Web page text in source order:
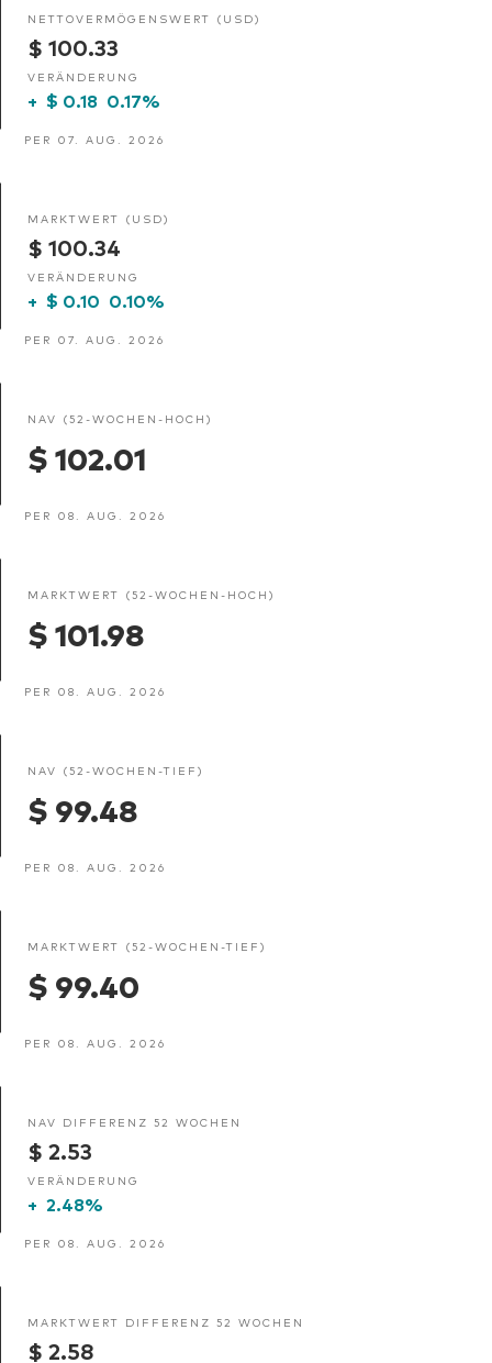
NETTOVERMÖGENSWERT (USD)
$ 100.33
VERÄNDERUNG
+ $ 0.18 0.17%
PER 07. AUG. 2026
MARKTWERT (USD)
$ 100.34
VERÄNDERUNG
+ $ 0.10 0.10%
PER 07. AUG. 2026
NAV (52-WOCHEN-HOCH)
$ 102.01
PER 08. AUG. 2026
MARKTWERT (52-WOCHEN-HOCH)
$ 101.98
PER 08. AUG. 2026
NAV (52-WOCHEN-TIEF)
$ 99.48
PER 08. AUG. 2026
MARKTWERT (52-WOCHEN-TIEF)
$ 99.40
PER 08. AUG. 2026
NAV DIFFERENZ 52 WOCHEN
$ 2.53
VERÄNDERUNG
+ 2.48%
PER 08. AUG. 2026
MARKTWERT DIFFERENZ 52 WOCHEN
$ 2.58